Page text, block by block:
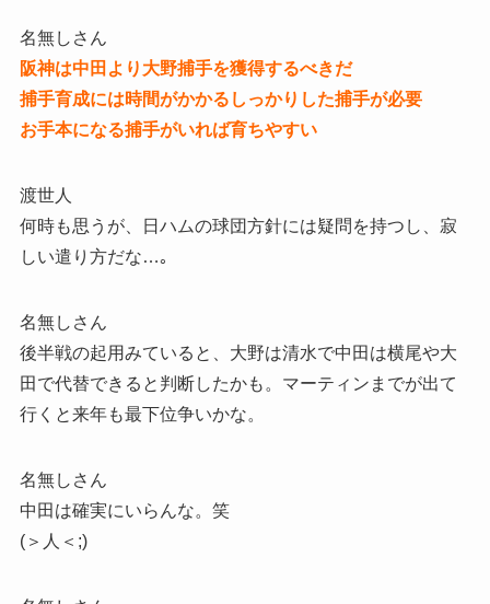
名無しさん
阪神は中田より大野捕手を獲得するべきだ
捕手育成には時間がかかるしっかりした捕手が必要
お手本になる捕手がいれば育ちやすい
渡世人
何時も思うが、日ハムの球団方針には疑問を持つし、寂
しい遣り方だな…｡
名無しさん
後半戦の起用みていると、大野は清水で中田は横尾や大
田で代替できると判断したかも。マーティンまでが出て
行くと来年も最下位争いかな。
名無しさん
中田は確実にいらんな。笑
(＞人＜;)